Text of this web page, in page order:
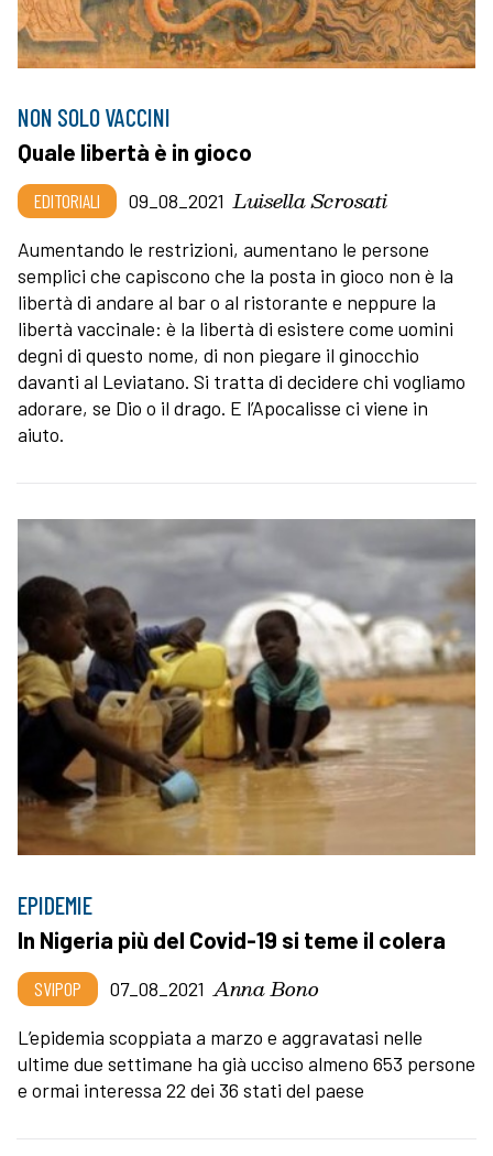
NON SOLO VACCINI
Quale libertà è in gioco
EDITORIALI 09_08_2021 Luisella Scrosati
Aumentando le restrizioni, aumentano le persone
semplici che capiscono che la posta in gioco non è la
libertà di andare al bar o al ristorante e neppure la
libertà vaccinale: è la libertà di esistere come uomini
degni di questo nome, di non piegare il ginocchio
davanti al Leviatano. Si tratta di decidere chi vogliamo
adorare, se Dio o il drago. E l’Apocalisse ci viene in
aiuto.
EPIDEMIE
In Nigeria più del Covid-19 si teme il colera
SVIPOP 07_08_2021 Anna Bono
L’epidemia scoppiata a marzo e aggravatasi nelle
ultime due settimane ha già ucciso almeno 653 persone
e ormai interessa 22 dei 36 stati del paese